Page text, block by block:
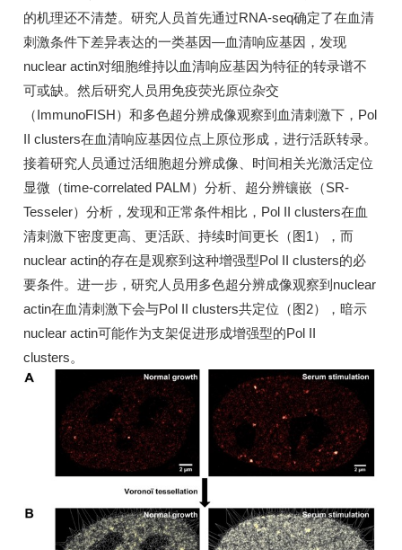
的机理还不清楚。研究人员首先通过RNA-seq确定了在血清
刺激条件下差异表达的一类基因—血清响应基因，发现
nuclear actin对细胞维持以血清响应基因为特征的转录谱不
可或缺。然后研究人员用免疫荧光原位杂交
（ImmunoFISH）和多色超分辨成像观察到血清刺激下，Pol
II clusters在血清响应基因位点上原位形成，进行活跃转录。
接着研究人员通过活细胞超分辨成像、时间相关光激活定位
显微（time-correlated PALM）分析、超分辨镶嵌（SR-
Tesseler）分析，发现和正常条件相比，Pol II clusters在血
清刺激下密度更高、更活跃、持续时间更长（图1），而
nuclear actin的存在是观察到这种增强型Pol II clusters的必
要条件。进一步，研究人员用多色超分辨成像观察到nuclear
actin在血清刺激下会与Pol II clusters共定位（图2），暗示
nuclear actin可能作为支架促进形成增强型的Pol II
clusters。